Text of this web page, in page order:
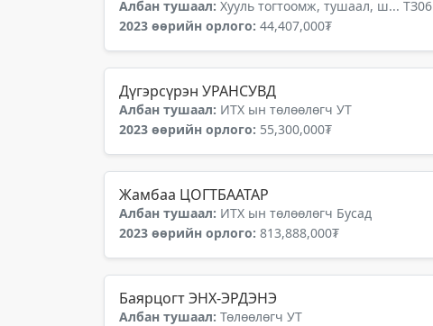
Албан тушаал: Хууль тогтоомж, тушаал, ш... ТЗ06
2023 өөрийн орлого: 44,407,000₮
Дүгэрсүрэн УРАНСУВД
Албан тушаал: ИТХ ын төлөөлөгч УТ
2023 өөрийн орлого: 55,300,000₮
Жамбаа ЦОГТБААТАР
Албан тушаал: ИТХ ын төлөөлөгч Бусад
2023 өөрийн орлого: 813,888,000₮
Баярцогт ЭНХ-ЭРДЭНЭ
Албан тушаал: Төлөөлөгч УТ